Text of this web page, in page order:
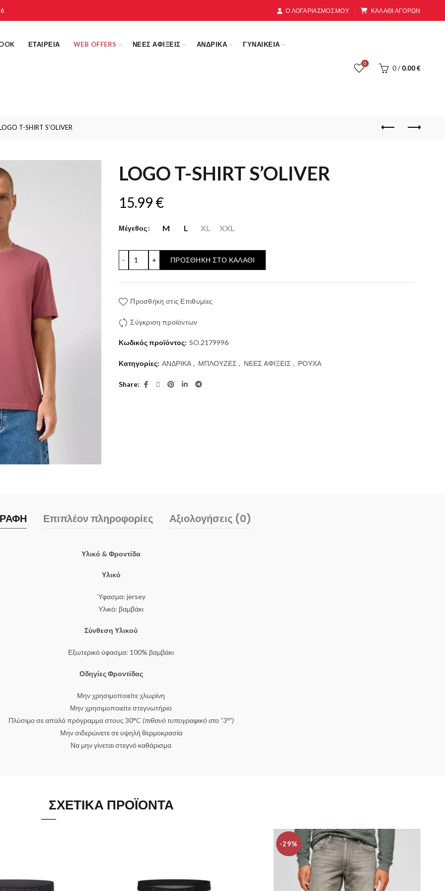
Ο ΛΟΓΑΡΙΑΣΜΟΣ ΜΟΥ ΚΑΛΑΘΙ ΑΓΟΡΩΝ
ΕΤΑΙΡΕΙΑ WEB OFFERS ΝΕΕΣ ΑΦΙΞΕΙΣ ΑΝΔΡΙΚΑ ΓΥΝΑΙΚΕΙΑ
0
0 / 0.00€
T-SHIRT S’OLIVER
LOGO T-SHIRT S’OLIVER
15.99 €
Μέγεθος M L XL XXL
ΠΡΟΣΘΉΚΗ ΣΤΟ ΚΑΛΆΘΙ
Προσθήκη στις Επιθυμίες
Σύγκριση προϊόντων
Κωδικός προϊόντος: SO.2179996
Κατηγορίες: ΑΝΔΡΙΚΑ , ΜΠΛΟΥΖΕΣ , ΝΕΕΣ ΑΦΙΞΕΙΣ , ΡΟΥΧΑ
Share
Επιπλέον πληροφορίες Αξιολογήσεις (0)
Υλικό & Φροντίδα
Υλικό
Ύφασμα: jersey
Υλικό: βαμβάκι
Σύνθεση Υλικού
Εξωτερικό ύφασμα: 100% βαμβάκι
Οδηγίες Φροντίδας
Μην χρησιμοποιείτε χλωρίνη
Μην χρησιμοποιείτε στεγνωτήριο
Πλύσιμο σε απαλό πρόγραμμα στους 30°C (πιθανό τυπογραφικό στο “3°”)
Μην σιδερώνετε σε υψηλή θερμοκρασία
Να μην γίνεται στεγνό καθάρισμα
ΣΧΕΤΙΚΆ ΠΡΟΪΌΝΤΑ
-29%